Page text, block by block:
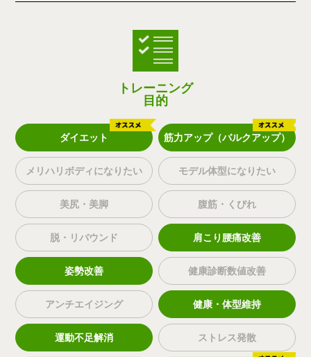
トレーニング
目的
ダイエット 筋力アップ（バルクアップ）
メリハリボディになりたい モデル体型になりたい
美尻・美脚 腹筋・くびれ
脱・リバウンド 肩こり腰痛改善
姿勢改善 健康診断数値改善
アンチエイジング 健康・体型維持
運動不足解消 ストレス発散